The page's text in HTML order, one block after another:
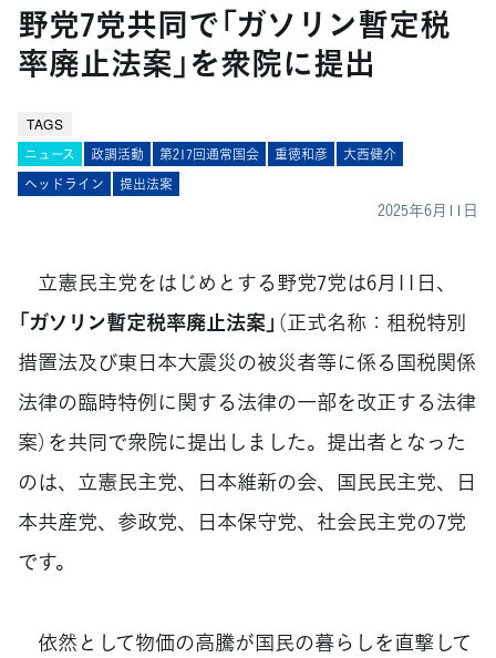
野党7党共同で「ガソリン暫定税
率廃止法案」を衆院に提出
TAGS
ニュース 政調活動 第217回通常国会 重徳和彦
大西健介
ヘッドライン
提出法案
2025年6月11日
立憲民主党をはじめとする野党7党は6月11日、
「ガソリン暫定税率廃止法案」 （正式名称：租税特別
措置法及び東日本大震災の被災者等に係る国税関係
法律の臨時特例に関する法律の一部を改正する法律
案）を共同で衆院に提出しました。提出者となった
のは、立憲民主党、日本維新の会、国民民主党、日
本共産党、参政党、日本保守党、社会民主党の7党
です。
依然として物価の高騰が国民の暮らしを直撃して